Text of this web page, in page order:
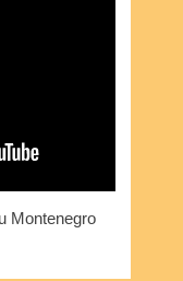
Montenegro